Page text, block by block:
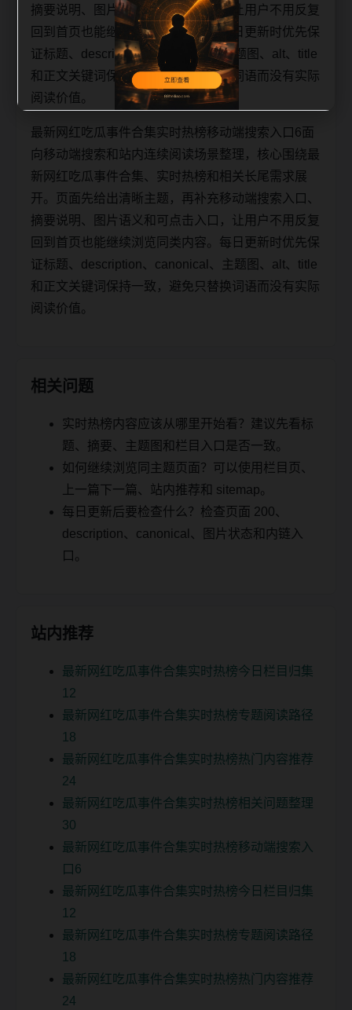
摘要说明、图片语义和可点击入口，让用户不用反复
回到首页也能继续浏览同类内容。每日更新时优先保
证标题、description、canonical、主题图、alt、title
和正文关键词保持一致，避免只替换词语而没有实际
阅读价值。
最新网红吃瓜事件合集实时热榜移动端搜索入口6面
向移动端搜索和站内连续阅读场景整理，核心围绕最
新网红吃瓜事件合集、实时热榜和相关长尾需求展
开。页面先给出清晰主题，再补充移动端搜索入口、
摘要说明、图片语义和可点击入口，让用户不用反复
回到首页也能继续浏览同类内容。每日更新时优先保
证标题、description、canonical、主题图、alt、title
和正文关键词保持一致，避免只替换词语而没有实际
阅读价值。
相关问题
实时热榜内容应该从哪里开始看？建议先看标
题、摘要、主题图和栏目入口是否一致。
如何继续浏览同主题页面？可以使用栏目页、
上一篇下一篇、站内推荐和 sitemap。
每日更新后要检查什么？检查页面 200、
description、canonical、图片状态和内链入
口。
站内推荐
最新网红吃瓜事件合集实时热榜今日栏目归集
12
最新网红吃瓜事件合集实时热榜专题阅读路径
18
最新网红吃瓜事件合集实时热榜热门内容推荐
24
最新网红吃瓜事件合集实时热榜相关问题整理
30
最新网红吃瓜事件合集实时热榜移动端搜索入
口6
最新网红吃瓜事件合集实时热榜今日栏目归集
12
最新网红吃瓜事件合集实时热榜专题阅读路径
18
最新网红吃瓜事件合集实时热榜热门内容推荐
24